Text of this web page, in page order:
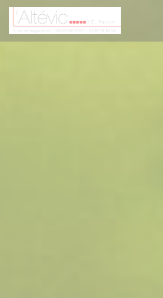
Personalizzazione delle tue scelte sui cookie